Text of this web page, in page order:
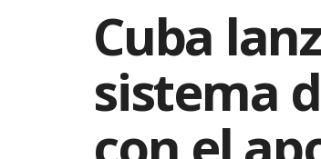
Cuba
sistema